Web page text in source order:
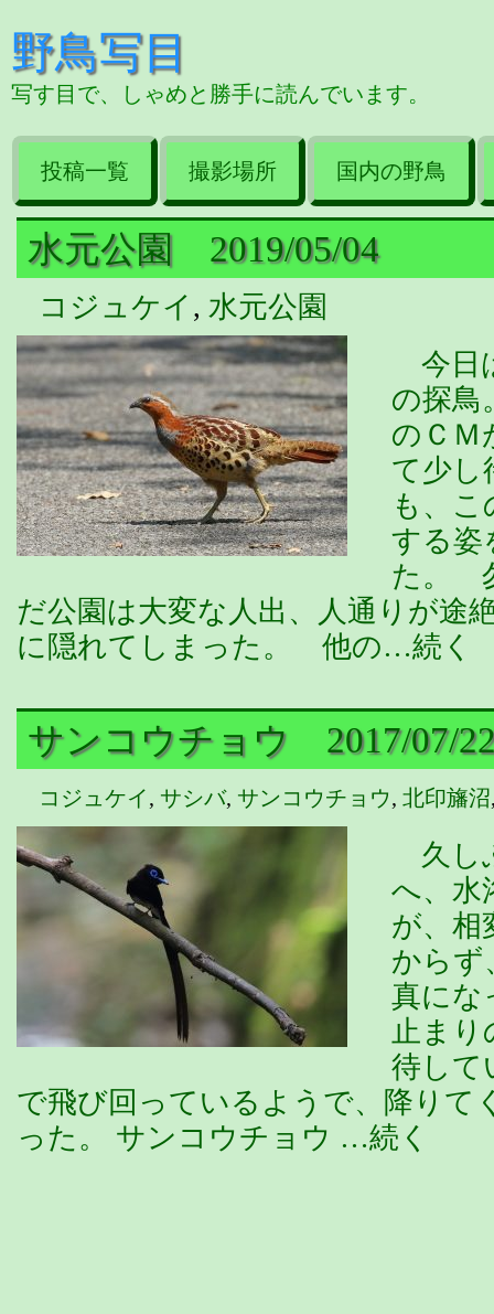
野鳥写目
写す目で、しゃめと勝手に読んでいます。
投稿一覧 撮影場所 国内の野鳥
水元公園 2019/05/04
コジュケイ , 水元公園
今日
の探
のＣＭ
て少し
も、
する姿
た。
だ公園は大変な人出、人通りが途
に隠れてしまった。 他の…続く
サンコウチョウ 2017/07/
コジュケイ, サシバ, サンコウチョウ, 北印旛沼
久し
へ、水
が、相
からず
真に
止ま
待して
で飛び回っているようで、降りて
った。 サンコウチョウ …続く